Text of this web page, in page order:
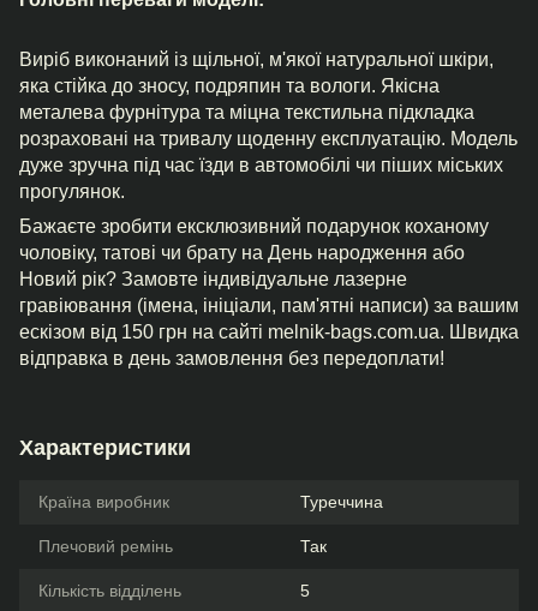
Виріб виконаний із щільної, м'якої натуральної шкіри,
яка стійка до зносу, подряпин та вологи. Якісна
металева фурнітура та міцна текстильна підкладка
розраховані на тривалу щоденну експлуатацію. Модель
дуже зручна під час їзди в автомобілі чи піших міських
прогулянок.
Бажаєте зробити ексклюзивний подарунок коханому
чоловіку, татові чи брату на День народження або
Новий рік? Замовте індивідуальне лазерне
гравіювання (імена, ініціали, пам'ятні написи) за вашим
ескізом від 150 грн на сайті melnik-bags.com.ua. Швидка
відправка в день замовлення без передоплати!
Характеристики
Країна виробник Туреччина
Плечовий ремінь Так
Кількість відділень 5